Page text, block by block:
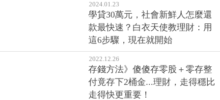
2024.01.23
學貸30萬元，社會新鮮人怎麼還
款最快速？白衣天使教理財：用
這6步驟，現在就開始
2022.12.26
存錢方法》傻傻存零股＋零存整
付竟存下2桶金...理財，走得穩比
走得快更重要！